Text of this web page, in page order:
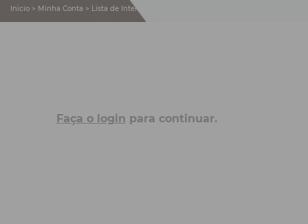
Inicio > Minha Conta > Lista de Interesse
Faça o login para continuar.